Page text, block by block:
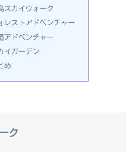
スカイウォーク
レストアドベンチャー
アドベンチャー
イガーデン
め
ク